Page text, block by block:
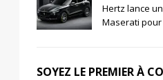
Hertz lance
Maserati pour
SOYEZ LE PREMIER À